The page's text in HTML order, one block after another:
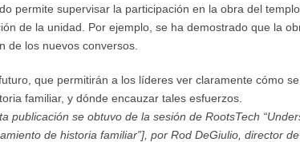
permite supervisar la participación en la obra del
de la unidad. Por ejemplo, se ha demostrado que la
de los nuevos conversos.
que permitirán a los líderes ver claramente cómo
familiar, y dónde encauzar tales esfuerzos.
publicación se obtuvo de la sesión de RootsTech
de historia familiar”], por Rod DeGiulio, director